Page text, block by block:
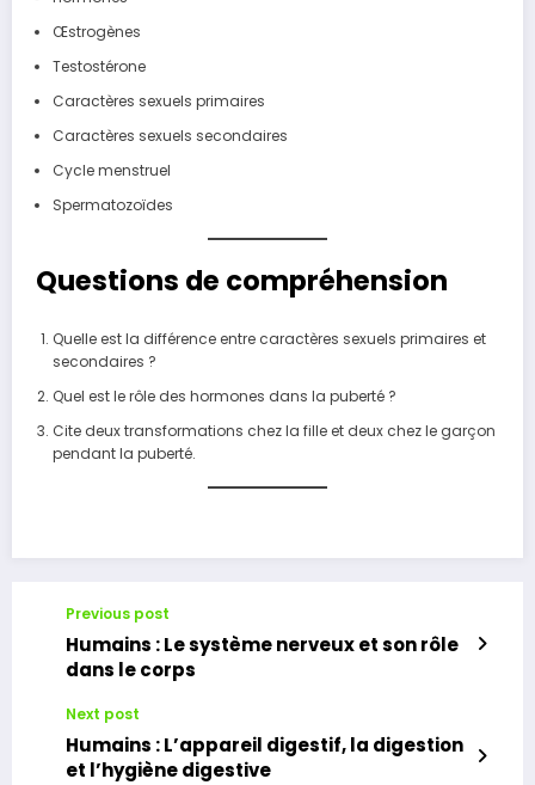
Œstrogènes
Testostérone
Caractères sexuels primaires
Caractères sexuels secondaires
Cycle menstruel
Spermatozoïdes
Questions de compréhension
Quelle est la différence entre caractères sexuels primaires et
secondaires ?
Quel est le rôle des hormones dans la puberté ?
Cite deux transformations chez la fille et deux chez le garçon
pendant la puberté.
Previous post
Humains : Le système nerveux et son rôle
dans le corps
Next post
Humains : L’appareil digestif, la digestion
et l’hygiène digestive